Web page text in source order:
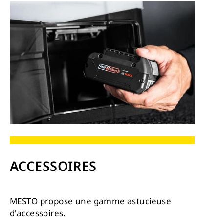
ACCESSOIRES
MESTO propose une gamme astucieuse
d'accessoires.